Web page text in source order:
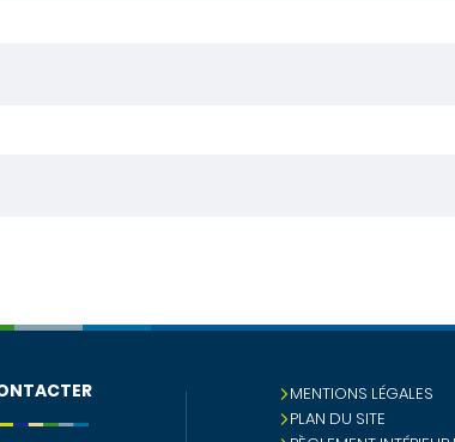
MENTIONS LÉGALES
PLAN DU SITE